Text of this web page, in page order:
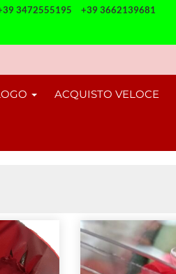
3472555195 +39 3662139681
ACQUISTO VELOCE